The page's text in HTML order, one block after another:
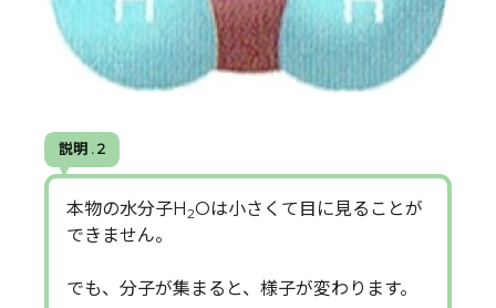
説明 . 2
本物の水分子H 2Oは小さくて目に見ることが
できません。
でも、分子が集まると、様子が変わります。